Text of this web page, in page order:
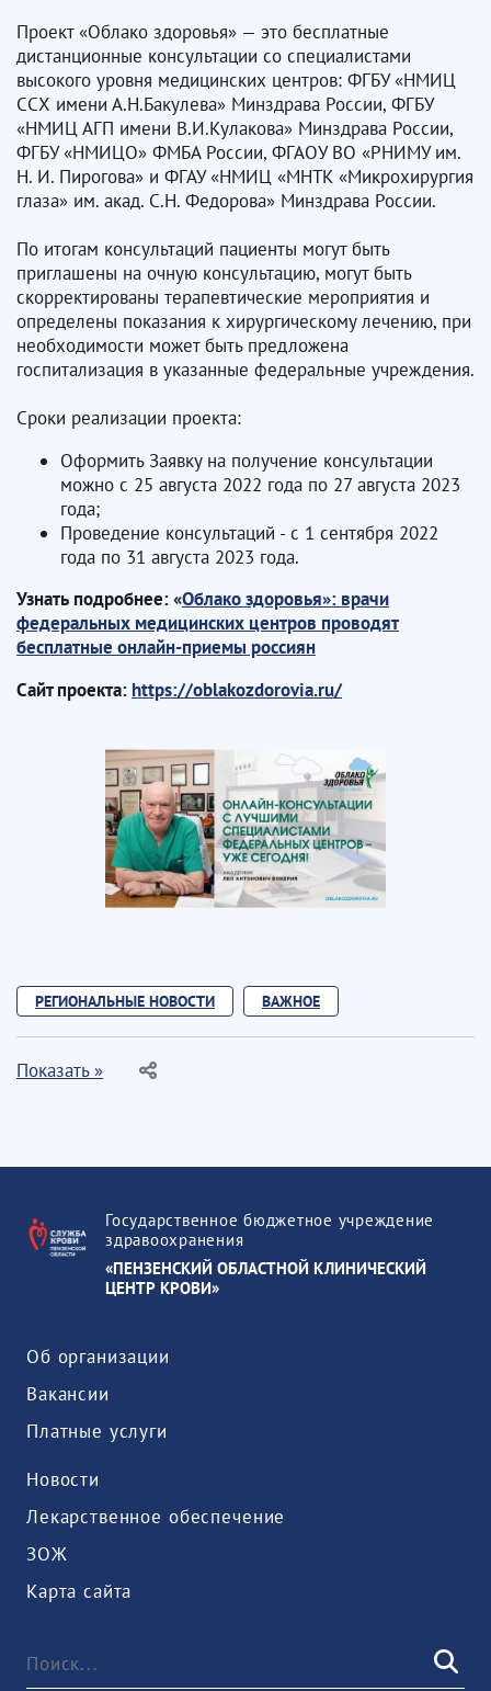
Проект «Облако здоровья» — это бесплатные
дистанционные консультации со специалистами
высокого уровня медицинских центров: ФГБУ «НМИЦ
ССХ имени А.Н.Бакулева» Минздрава России, ФГБУ
«НМИЦ АГП имени В.И.Кулакова» Минздрава России,
ФГБУ «НМИЦО» ФМБА России, ФГАОУ ВО «РНИМУ им.
Н. И. Пирогова» и ФГАУ «НМИЦ «МНТК «Микрохирургия
глаза» им. акад. С.Н. Федорова» Минздрава России.
По итогам консультаций пациенты могут быть
приглашены на очную консультацию, могут быть
скорректированы терапевтические мероприятия и
определены показания к хирургическому лечению, при
необходимости может быть предложена
госпитализация в указанные федеральные учреждения.
Сроки реализации проекта:
Оформить Заявку на получение консультации
можно с 25 августа 2022 года по 27 августа 2023
года;
Проведение консультаций - с 1 сентября 2022
года по 31 августа 2023 года.
Узнать подробнее: «Облако здоровья»: врачи
федеральных медицинских центров проводят
бесплатные онлайн-приемы россиян
Сайт проекта: https://oblakozdorovia.ru/
РЕГИОНАЛЬНЫЕ НОВОСТИ ВАЖНОЕ
Показать »
Государственное бюджетное учреждение
здравоохранения
«ПЕНЗЕНСКИЙ ОБЛАСТНОЙ КЛИНИЧЕСКИЙ
ЦЕНТР КРОВИ»
Об организации
Вакансии
Платные услуги
Новости
Лекарственное обеспечение
ЗОЖ
Карта сайта